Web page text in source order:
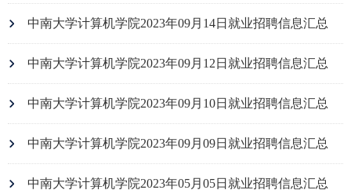
中南大学计算机学院2023年09月14日就业招聘信息汇总
中南大学计算机学院2023年09月12日就业招聘信息汇总
中南大学计算机学院2023年09月10日就业招聘信息汇总
中南大学计算机学院2023年09月09日就业招聘信息汇总
中南大学计算机学院2023年05月05日就业招聘信息汇总